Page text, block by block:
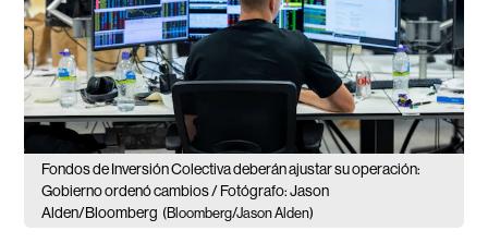
Fondos de Inversión Colectiva deberán ajustar su operación:
Gobierno ordenó cambios / Fotógrafo: Jason
Alden/Bloomberg (Bloomberg/Jason Alden)